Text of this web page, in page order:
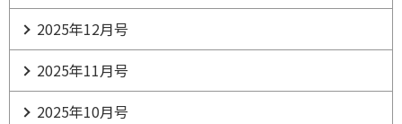
2025年12月号
2025年11月号
2025年10月号